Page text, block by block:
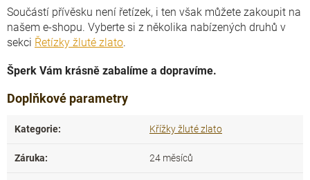
Součástí přívěsku není řetízek, i ten však můžete zakoupit na
našem e-shopu. Vyberte si z několika nabízených druhů v
sekci Řetízky žluté zlato.
Šperk Vám krásně zabalíme a dopravíme.
Doplňkové parametry
Kategorie: Křížky žluté zlato
Záruka: 24 měsíců